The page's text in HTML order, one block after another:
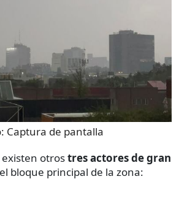
Captura de pantalla
existen otrostres actores de gran
bloque principal de la zona: